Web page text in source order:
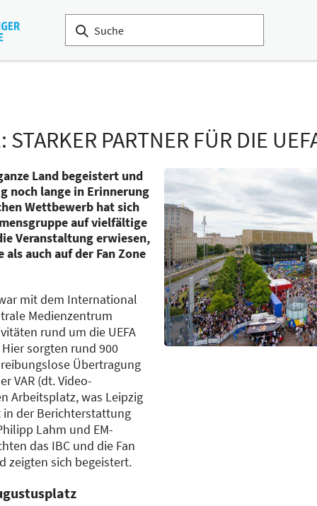
STARKER PARTNER FÜR DIE
Land begeistert und
noch lange in Erinnerung
Wettbewerb hat sich
auf vielfältige
Veranstaltung erwiesen,
auch auf der Fan Zone
mit dem International
Medienzentrum
rund um die UEFA
sorgten rund 900
Übertragung
VAR (dt. Video-
Arbeitsplatz, was Leipzig
der Berichterstattung
Lahm und EM-
das IBC und die Fan
zeigten sich begeistert.